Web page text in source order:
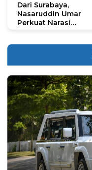
Dari Surabaya,
Nasaruddin Umar
Perkuat Narasi